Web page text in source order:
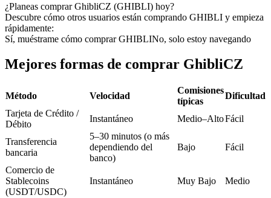
Futuros del USDC
Futuros que utilizan USDC como garantía
Copiar Trading
Únete a los mejores traders
¿Planeas comprar GhibliCZ (GHIBLI) hoy?
Descubre cómo otros usuarios están comprando GHIBLI y empieza
rápidamente:
Sí, muéstrame cómo comprar GHIBLINo, solo estoy navegando
Mejores formas de comprar GhibliCZ
Método Velocidad
Comisiones
típicas
Dificultad
Tarjeta de Crédito /
Débito
Instantáneo Medio–AltoFácil
Transferencia
bancaria
5–30 minutos (o más
dependiendo del
banco)
Bajo Fácil
Comercio de
Stablecoins
(USDT/USDC)
Instantáneo Muy Bajo Medio